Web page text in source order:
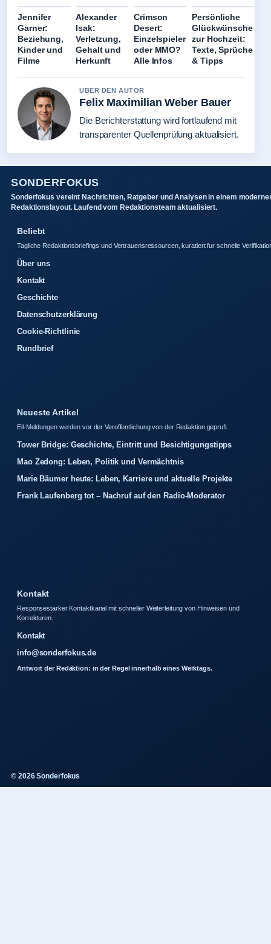
Jennifer
Garner:
Beziehung,
Kinder und
Filme
Alexander
Isak:
Verletzung,
Gehalt und
Herkunft
Crimson
Desert:
Einzelspieler
oder MMO?
Alle Infos
Persönliche
Glückwünsche
zur Hochzeit:
Texte, Sprüche
& Tipps
UBER DEN AUTOR
Felix Maximilian Weber Bauer
Die Berichterstattung wird fortlaufend mit
transparenter Quellenprüfung aktualisiert.
SONDERFOKUS
Sonderfokus vereint Nachrichten, Ratgeber und Analysen in einem
Redaktionslayout. Laufend vom Redaktionsteam aktualisiert.
Beliebt
Tagliche Redaktionsbriefings und Vertrauensressourcen, kuratiert fur schnelle
Über uns
Kontakt
Geschichte
Datenschutzerklärung
Cookie-Richtlinie
Rundbrief
Neueste Artikel
Eil-Meldungen werden vor der Veroffentlichung von der Redaktion gepruft.
Tower Bridge: Geschichte, Eintritt und Besichtigungstipps
Mao Zedong: Leben, Politik und Vermächtnis
Marie Bäumer heute: Leben, Karriere und aktuelle Projekte
Frank Laufenberg tot – Nachruf auf den Radio-Moderator
Kontakt
Responsestarker Kontaktkanal mit schneller Weiterleitung von Hinweisen und
Korrekturen.
Kontakt
info@sonderfokus.de
Antwort der Redaktion: in der Regel innerhalb eines Werktags.
© 2026 Sonderfokus